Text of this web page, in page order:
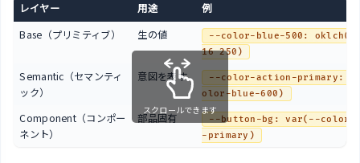
レイヤー 用途
例
Base（プリミティブ）
生の値
--color-blue-500:
16 250)
Semantic（セマンティ
ック）
意図を表す
--color-action-primary:
olor-blue-600)
Component（コンポー
ネント）
部品固有
--button-bg: var(--color-
-primary)
スクロールできます